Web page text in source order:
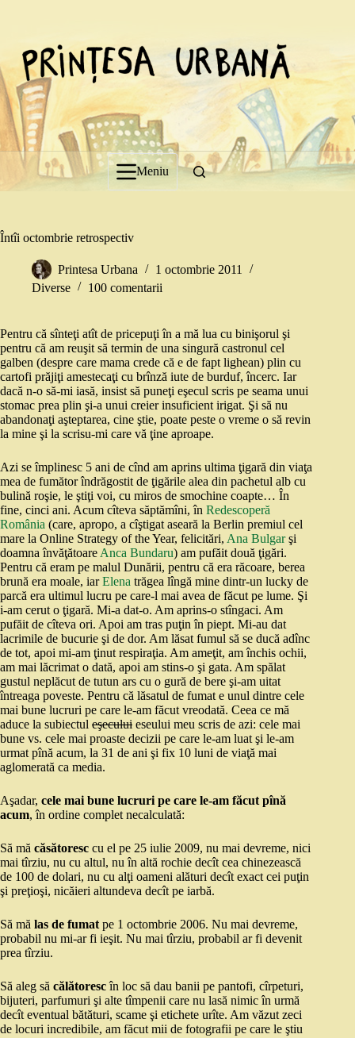
Meniu
Întîi octombrie retrospectiv
Printesa Urbana
1 octombrie 2011
Diverse
100 comentarii
Pentru că sînteţi atît de pricepuţi în a mă lua cu binişorul şi
pentru că am reuşit să termin de una singură castronul cel
galben (despre care mama crede că e de fapt lighean) plin cu
cartofi prăjiţi amestecaţi cu brînză iute de burduf, încerc. Iar
dacă n-o să-mi iasă, insist să puneţi eşecul scris pe seama unui
stomac prea plin şi-a unui creier insuficient irigat. Şi să nu
abandonaţi aşteptarea, cine ştie, poate peste o vreme o să revin
la mine şi la scrisu-mi care vă ţine aproape.
Azi se împlinesc 5 ani de cînd am aprins ultima ţigară din viaţa
mea de fumător îndrăgostit de ţigările alea din pachetul alb cu
bulină roşie, le ştiţi voi, cu miros de smochine coapte… În
fine, cinci ani. Acum cîteva săptămîni, în Redescoperă
România (care, apropo, a cîştigat aseară la Berlin premiul cel
mare la Online Strategy of the Year, felicitări, Ana Bulgarşi
doamna învăţătoare Anca Bundaru) am pufăit două ţigări.
Pentru că eram pe malul Dunării, pentru că era răcoare, berea
brună era moale, iarElena trăgea lîngă mine dintr-un lucky de
parcă era ultimul lucru pe care-l mai avea de făcut pe lume. Şi
i-am cerut o ţigară. Mi-a dat-o. Am aprins-o stîngaci. Am
pufăit de cîteva ori. Apoi am tras puţin în piept. Mi-au dat
lacrimile de bucurie şi de dor. Am lăsat fumul să se ducă adînc
de tot, apoi mi-am ţinut respiraţia. Am ameţit, am închis ochii,
am mai lăcrimat o dată, apoi am stins-o şi gata. Am spălat
gustul neplăcut de tutun ars cu o gură de bere şi-am uitat
întreaga poveste. Pentru că lăsatul de fumat e unul dintre cele
mai bune lucruri pe care le-am făcut vreodată. Ceea ce mă
aduce la subiectul eşecului eseului meu scris de azi: cele mai
bune vs. cele mai proaste decizii pe care le-am luat şi le-am
urmat pînă acum, la 31 de ani şi fix 10 luni de viaţă mai
aglomerată ca media.
Aşadar, cele mai bune lucruri pe care le-am făcut pînă
acum, în ordine complet necalculată:
Să mă căsătoresc cu el pe 25 iulie 2009, nu mai devreme, nici
mai tîrziu, nu cu altul, nu în altă rochie decît cea chinezească
de 100 de dolari, nu cu alţi oameni alături decît exact cei puţin
şi preţioşi, nicăieri altundeva decît pe iarbă.
Să mă las de fumat pe 1 octombrie 2006. Nu mai devreme,
probabil nu mi-ar fi ieşit. Nu mai tîrziu, probabil ar fi devenit
prea tîrziu.
Să aleg să călătorescîn loc să dau banii pe pantofi, cîrpeturi,
bijuteri, parfumuri şi alte tîmpenii care nu lasă nimic în urmă
decît eventual bătături, scame şi etichete urîte. Am văzut zeci
de locuri incredibile, am făcut mii de fotografii pe care le ştiu